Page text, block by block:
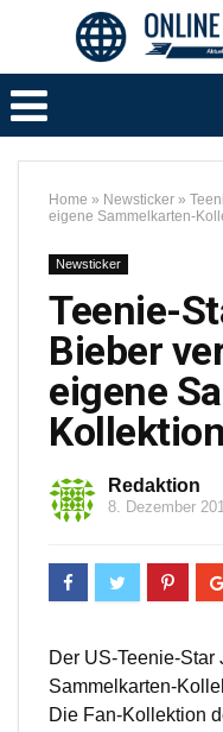
Home » Newsticker »
eigene Sammelkarten-
Newsticker
Teenie-
Bieber
eigene
Kollektion
Redaktion
8. Dezember
Der US-Teenie-
Sammelkarten-
Die Fan-Kollektion